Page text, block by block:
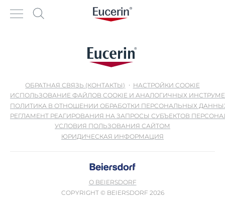
ОБРАТНАЯ СВЯЗЬ (КОНТАКТЫ)
НАСТРОЙКИ COOKIE
ИСПОЛЬЗОВАНИЕ ФАЙЛОВ COOKIE И АНАЛОГИЧНЫХ
ПОЛИТИКА В ОТНОШЕНИИ ОБРАБОТКИ ПЕРСОНАЛЬНЫХ
РЕГЛАМЕНТ РЕАГИРОВАНИЯ НА ЗАПРОСЫ СУБЪЕКТОВ
УСЛОВИЯ ПОЛЬЗОВАНИЯ САЙТОМ
ЮРИДИЧЕСКАЯ ИНФОРМАЦИЯ
О BEIERSDORF
COPYRIGHT © BEIERSDORF 2026